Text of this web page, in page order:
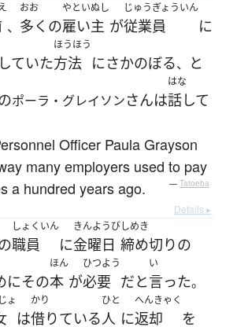
、
おお
多く の
やといぬし
雇い主 が
じゅうぎょういん
従業員 に
していた
ほうほう
方法 にさかのぼる、 と
ポーラ・グレイソンさんは
はな
話して
Officer Paula Grayson
many employers used to pay
a hundred years ago.
— Tatoeba
Details ▸
しょくいん
職員 に
きんようび
金曜日
しめき
締め切りの
にその
ほん
本 が
ひつよう
必要 だと
い
言った。
ょ
は
かり
借りている
ひと
人 に
へんきゃく
返却 を